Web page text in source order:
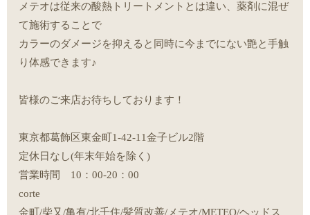
メテオは従来の酸熱トリートメントとは違い、薬剤に混ぜ
て施術することで
カラーのダメージを抑えると同時に今までにない艶と手触
り体感できます♪
皆様のご来店お待ちしております！
東京都葛飾区東金町1-42-11金子ビル2階
定休日なし(年末年始を除く)
営業時間 10：00-20：00
corte
金町/柴又/亀有/北千住/髪質改善/メテオ/METEO/ヘッドス